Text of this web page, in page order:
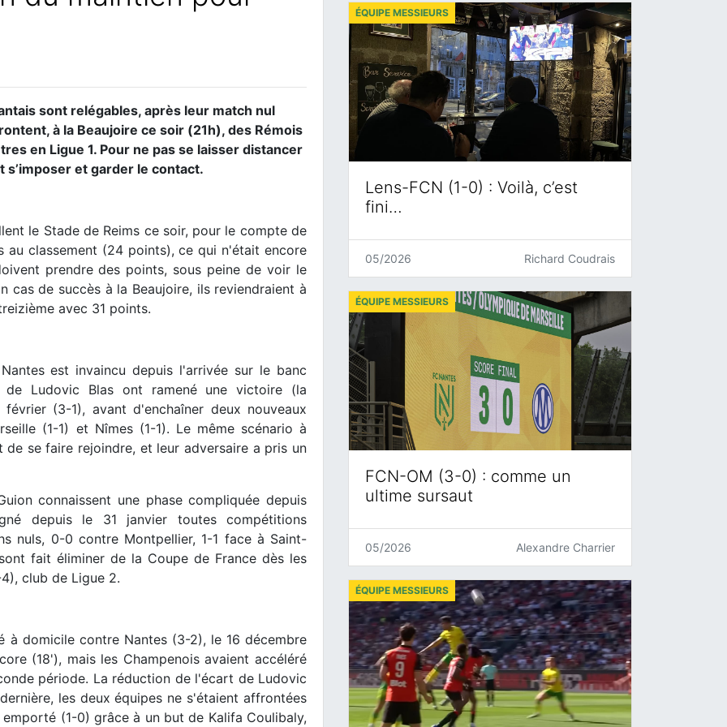
sont relégables, après leur match nul
à la Beaujoire ce soir (21h), des Rémois
en Ligue 1. Pour ne pas se laisser distancer
et garder le contact.
le Stade de Reims ce soir, pour le compte de
au classement (24 points), ce qui n'était encore
prendre des points, sous peine de voir le
cas de succès à la Beaujoire, ils reviendraient à
avec 31 points.
est invaincu depuis l'arrivée sur le banc
de Ludovic Blas ont ramené une victoire (la
(3-1), avant d'enchaîner deux nouveaux
(1-1) et Nîmes (1-1). Le même scénario à
se faire rejoindre, et leur adversaire a pris un
connaissent une phase compliquée depuis
depuis le 31 janvier toutes compétitions
nuls, 0-0 contre Montpellier, 1-1 face à Saint-
fait éliminer de la Coupe de France dès les
club de Ligue 2.
à domicile contre Nantes (3-2), le 16 décembre
(18'), mais les Champenois avaient accéléré
période. La réduction de l'écart de Ludovic
les deux équipes ne s'étaient affrontées
(1-0) grâce à un but de Kalifa Coulibaly,
Lens-FCN (1-0) : Voilà, c’est
fini…
ÉQUIPE MESSIEURS
05/2026 Richard Coudrais
FCN-OM (3-0) : comme un
ultime sursaut
ÉQUIPE MESSIEURS
05/2026 Alexandre Charrier
ÉQUIPE MESSIEURS